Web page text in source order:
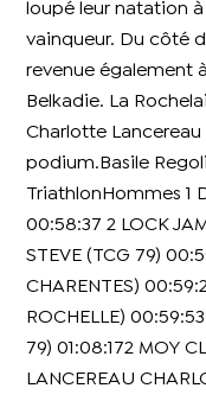
loupé leur natation
vainqueur. Du côté
revenue également
Belkadie. La
Charlotte Lancereau
podium.Basile
TriathlonHommes 1
00:58:37 2 LOCK
STEVE (TCG 79)
CHARENTES)
ROCHELLE)
79) 01:08:172 MOY
LANCEREAU